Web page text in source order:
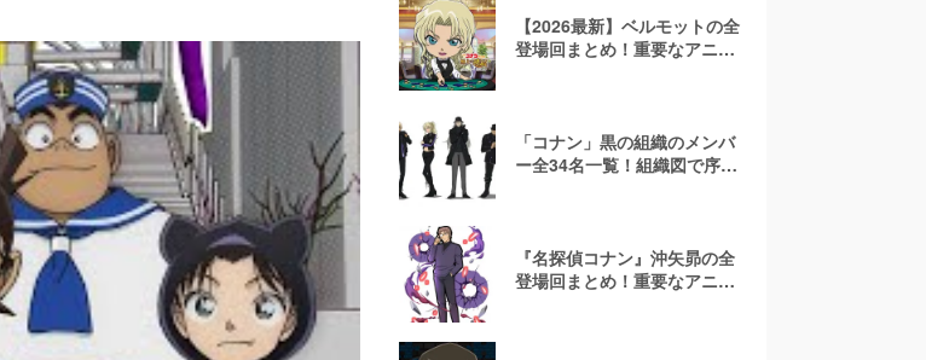
【2026最新】ベルモットの全
登場回まとめ！重要なアニメ
「コナン」黒の組織のメンバ
ー全34名一覧！組織図で序列
『名探偵コナン』沖矢昴の全
登場回まとめ！重要なアニメ